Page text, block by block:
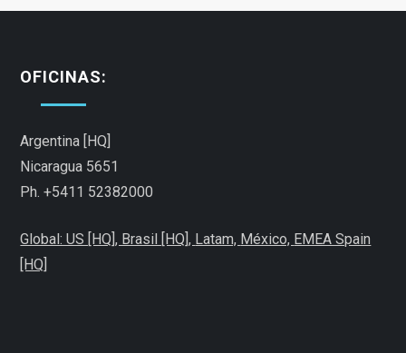
g
a
c
i
ó
n
d
OFICINAS:
Argentina [HQ]
Nicaragua 5651
Ph. +5411 52382000
Global: US [HQ], Brasil [HQ], Latam, México, EMEA Spain
[HQ]